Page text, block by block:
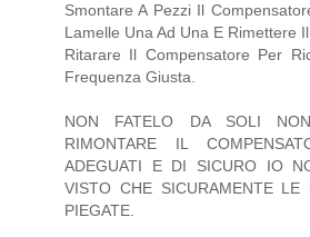
Smontare A Pezzi Il
Lamelle Una Ad Una E Rimettere
Ritarare Il Compensatore Per
Frequenza Giusta.
NON FATELO DA SOLI
RIMONTARE IL
ADEGUATI E DI SICURO IO
VISTO CHE SICURAMENTE LE
PIEGATE.